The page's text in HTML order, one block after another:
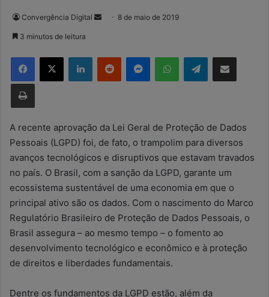
Convergência Digital
d
-
m
a
l
8 de maio de 2019
3 minutos de leitura
Telegram
A recente aprovação da Lei Geral de Proteção de Dados
Pessoais (LGPD) foi, de fato, o trampolim para diversos
avanços tecnológicos e disruptivos que estavam travados
no país. O Brasil, com a sanção da LGPD, garante um
ecossistema sustentável de uma economia em que o
principal ativo são os dados. Com o nascimento do Marco
Regulatório Brasileiro de Proteção de Dados Pessoais, o
Brasil assegura – ao mesmo tempo – o fomento ao
desenvolvimento tecnológico e econômico e à proteção
de direitos e liberdades fundamentais.
Dentre os fundamentos da LGPD estão, além da